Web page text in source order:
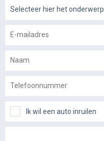
Selecteer hier het onderwerp
Ik wil een auto inruilen